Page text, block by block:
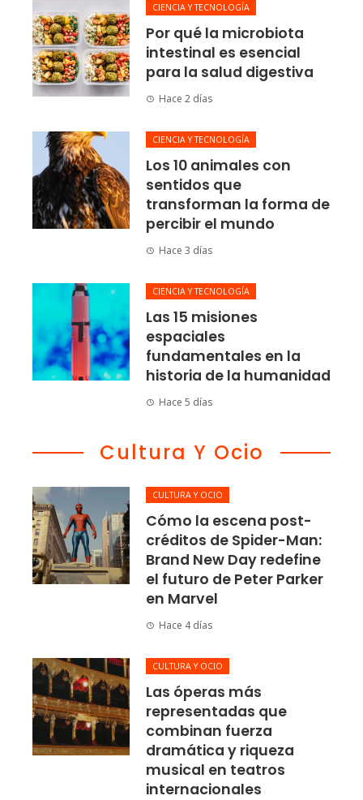
CIENCIA Y TECNOLOGÍA
Por qué la microbiota
intestinal es esencial
para la salud digestiva
Hace 2 días
CIENCIA Y TECNOLOGÍA
Los 10 animales con
sentidos que
transforman la forma de
percibir el mundo
Hace 3 días
CIENCIA Y TECNOLOGÍA
Las 15 misiones
espaciales
fundamentales en la
historia de la humanidad
Hace 5 días
Cultura Y Ocio
CULTURA Y OCIO
Cómo la escena post-
créditos de Spider-Man:
Brand New Day redefine
el futuro de Peter Parker
en Marvel
Hace 4 días
CULTURA Y OCIO
Las óperas más
representadas que
combinan fuerza
dramática y riqueza
musical en teatros
internacionales